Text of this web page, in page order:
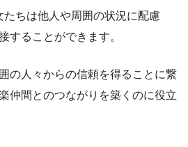
たちは他人や周囲の状況に配慮
することができます。
の人々からの信頼を得ることに繋
仲間とのつながりを築くのに役立